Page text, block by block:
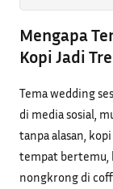
Mengapa
Kopi Jadi
Tema wedding
di media sosial,
tanpa alasan,
tempat bertemu,
nongkrong di